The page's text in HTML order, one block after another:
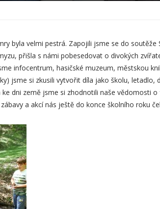
byla velmi pestrá. Zapojili jsme se do soutěže
přišla s námi pobesedovat o divokých
infocentrum, hasičské muzeum, městskou
jsme si zkusili vytvořit díla jako školu, letadlo,
ke dni země jsme si zhodnotili naše vědomosti
a akcí nás ještě do konce školního roku